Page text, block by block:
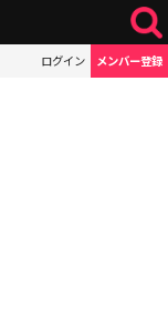
ログイン メンバー登録